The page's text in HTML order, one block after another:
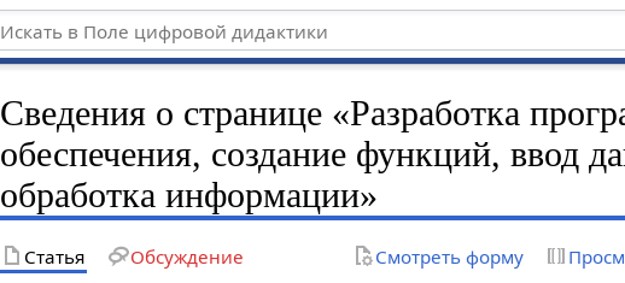
Сведения о странице «Разработка
обеспечения, создание функций, ввод
обработка информации»
Статья Обсуждение Смотреть форму